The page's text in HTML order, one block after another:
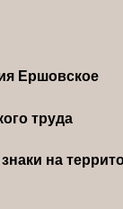
Ершовское
труда
на